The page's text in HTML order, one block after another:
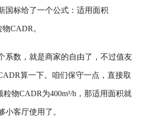
国标给了一个公式：适用面积
CADR。
系数，就是商家的自由了，不过值友
算一下。咱们保守一点，直接取
粒物CADR为400m³/h，那适用面积就
小客厅使用了。